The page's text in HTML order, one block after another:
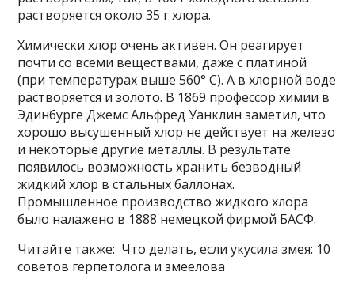
растворяется около 35 г хлора.
Химически хлор очень активен. Он реагирует
почти со всеми веществами, даже с платиной
(при температурах выше 560° С). А в хлорной воде
растворяется и золото. В 1869 профессор химии в
Эдинбурге Джемс Альфред Уанклин заметил, что
хорошо высушенный хлор не действует на железо
и некоторые другие металлы. В результате
появилось возможность хранить безводный
жидкий хлор в стальных баллонах.
Промышленное производство жидкого хлора
было налажено в 1888 немецкой фирмой БАСФ.
Читайте также: Что делать, если укусила змея: 10
советов герпетолога и змеелова